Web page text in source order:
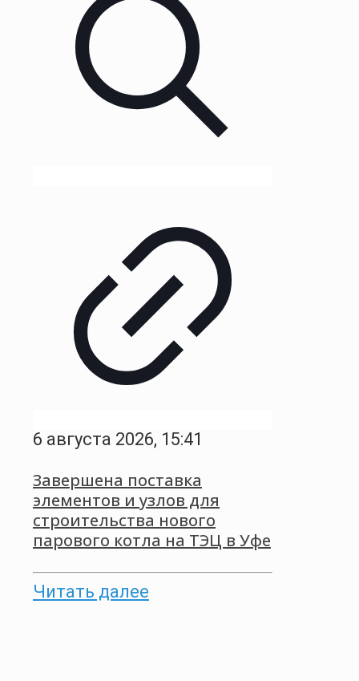
6 августа 2026, 15:41
Завершена поставка
элементов и узлов для
строительства нового
парового котла на ТЭЦ в Уфе
Читать далее